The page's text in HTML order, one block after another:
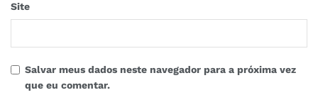
Site
Salvar meus dados neste navegador para a próxima vez
que eu comentar.